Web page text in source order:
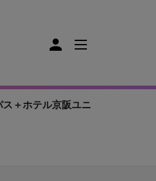
＋ホテル京阪ユニ